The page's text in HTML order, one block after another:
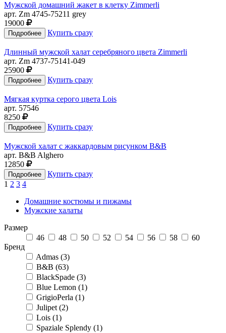
Мужской домашний жакет в клетку Zimmerli
арт. Zm 4745-75211 grey
19000
Купить сразу
Длинный мужской халат серебряного цвета Zimmerli
арт. Zm 4737-75141-049
25900
Купить сразу
Мягкая куртка серого цвета Lois
арт. 57546
8250
Купить сразу
Мужской халат с жаккардовым рисунком B&B
арт. B&B Alghero
12850
Купить сразу
1 2 3 4
Домашние костюмы и пижамы
Мужские халаты
Размер
46
48 50 52 54 56 58
60
Бренд
Admas (3)
B&B (63)
BlackSpade (3)
Blue Lemon (1)
GrigioPerla (1)
Julipet (2)
Lois (1)
Spaziale Splendy (1)